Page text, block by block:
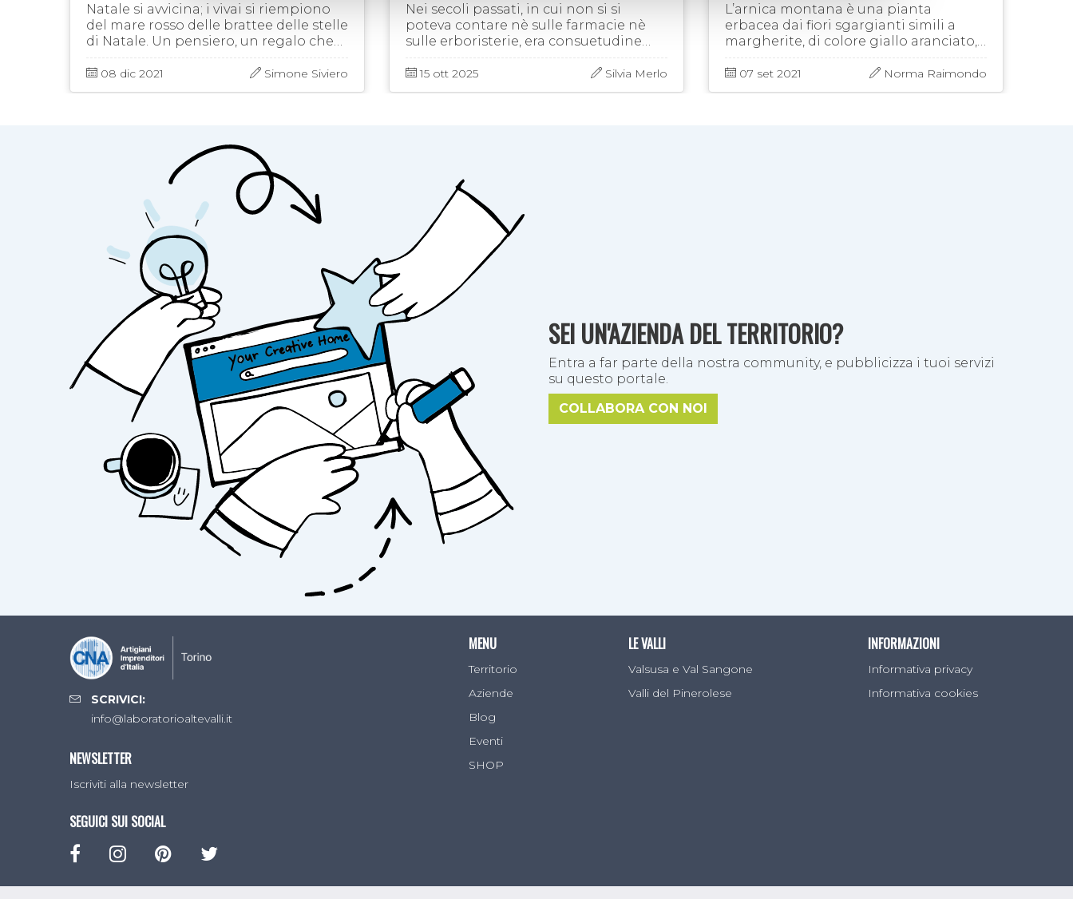
Michela organizza anche
per grandi e piccini per aiutarli a realizzare con le loro mani
piccole composizioni floreali, ghirlande e tanto altro
Natale si avvicina; i vivai si riempiono
del mare rosso delle brattee delle stelle
di Natale. Un pensiero, un regalo che
può essere bello (non a caso il nome
latino è Euphorbia pulcherrima,
‘euforbia …
08 dic 2021 Simone Siviero
Nei secoli passati, in cui non si si
poteva contare nè sulle farmacie nè
sulle erboristerie, era consuetudine
preparare unguenti, decotti e sciroppi
con ciò che la natura metteva a
disposizione. In …
15 ott 2025 Silvia Merlo
L’arnica montana è una pianta
erbacea dai fiori sgargianti simili a
margherite, di colore giallo aranciato,
con gradevole odore aromatico, che
cresce tra i 500 ed i 2000 metri di
altitudine ed è …
07 set 2021 Norma Raimondo
SEI UN'AZIENDA DEL TERRITORIO?
Entra a far parte della nostra community, e pubblicizza i tuoi servizi
su questo portale.
COLLABORA CON NOI
SCRIVICI:
info@laboratorioaltevalli.it
NEWSLETTER
Iscriviti alla newsletter
SEGUICI SUI SOCIAL
MENU
Territorio
Aziende
Blog
Eventi
SHOP
LE VALLI
Valsusa e Val Sangone
Valli del Pinerolese
INFORMAZIONI
Informativa privacy
Informativa cookies